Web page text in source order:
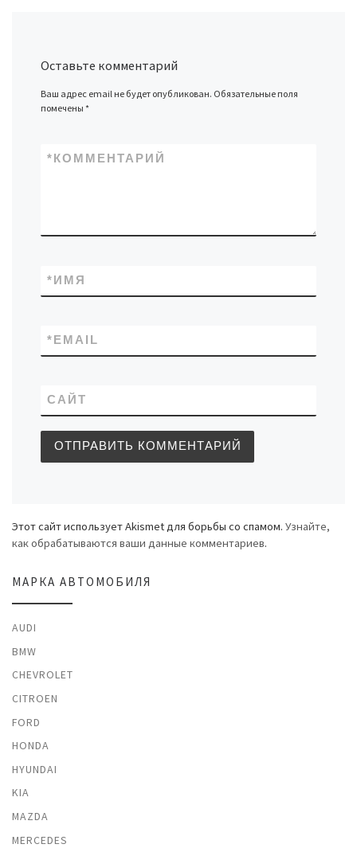
Оставьте комментарий
Ваш адрес email не будет опубликован. Обязательные поля
помечены*
КОММЕНТАРИЙ
*
ИМЯ
*
EMAIL
*
САЙТ
Этот сайт использует Akismet для борьбы со спамом. Узнайте,
как обрабатываются ваши данные комментариев.
МАРКА АВТОМОБИЛЯ
AUDI
BMW
CHEVROLET
CITROEN
FORD
HONDA
HYUNDAI
KIA
MAZDA
MERCEDES